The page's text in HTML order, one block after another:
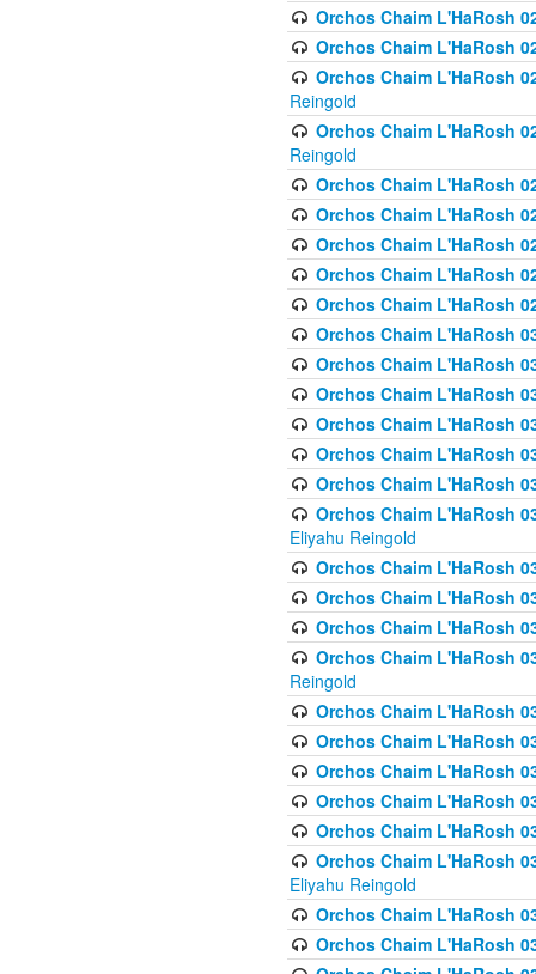
Orchos Chaim L'HaRosh
Orchos Chaim L'HaRosh
Orchos Chaim L'HaRosh
Reingold
Orchos Chaim L'HaRosh
Reingold
Orchos Chaim L'HaRosh
Orchos Chaim L'HaRosh
Orchos Chaim L'HaRosh
Orchos Chaim L'HaRosh
Orchos Chaim L'HaRosh
Orchos Chaim L'HaRosh
Orchos Chaim L'HaRosh
Orchos Chaim L'HaRosh
Orchos Chaim L'HaRosh
Orchos Chaim L'HaRosh
Orchos Chaim L'HaRosh
Orchos Chaim L'HaRosh
Eliyahu Reingold
Orchos Chaim L'HaRosh
Orchos Chaim L'HaRosh
Orchos Chaim L'HaRosh
Orchos Chaim L'HaRosh
Reingold
Orchos Chaim L'HaRosh
Orchos Chaim L'HaRosh
Orchos Chaim L'HaRosh
Orchos Chaim L'HaRosh
Orchos Chaim L'HaRosh
Orchos Chaim L'HaRosh
Eliyahu Reingold
Orchos Chaim L'HaRosh
Orchos Chaim L'HaRosh